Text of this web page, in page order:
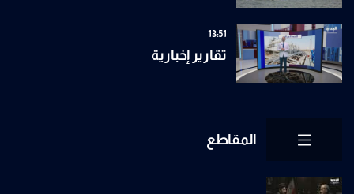
13:51
تقارير إخبارية
المقاطع